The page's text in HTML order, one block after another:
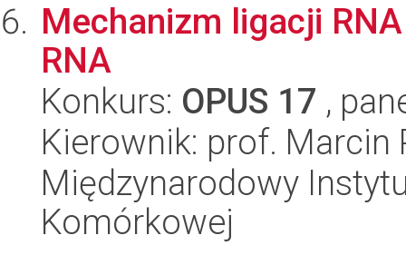
Mechanizm ligacji
RNA
Konkurs: OPUS 17 ,
Kierownik: prof. Marcin
Międzynarodowy
Komórkowej